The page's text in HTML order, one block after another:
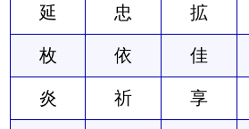
延 忠 拡
枚 依 佳
炎 祈 享